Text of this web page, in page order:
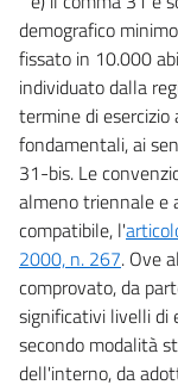
demografico
fissato in 10.000
individuato dalla
termine di
fondamentali, ai
31-bis. Le
almeno triennale e
compatibile, l'
2000, n. 267. Ove
comprovato, da
significativi livelli di
secondo modalità
dell'interno, da